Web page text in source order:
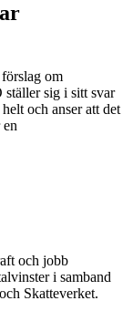
om
sig i sitt svar
och anser att det
i samband
Skatteverket.